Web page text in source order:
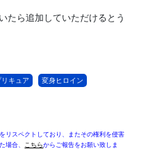
たら追加していただけるとう
リキュア 変身ヒロイン
リスペクトしており、またその権利を侵害
場合、 こちらからご報告をお願い致しま